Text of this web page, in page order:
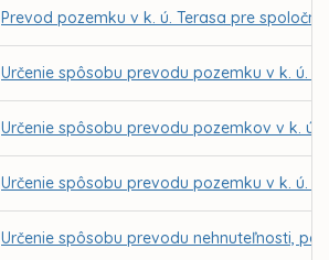
Prevod pozemku v k. ú. Terasa pre
Určenie spôsobu prevodu pozemku v k. ú.
Určenie spôsobu prevodu pozemkov v k.
Určenie spôsobu prevodu pozemku v k. ú.
Určenie spôsobu prevodu nehnuteľnosti,